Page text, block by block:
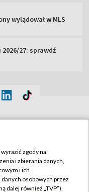
wylądował w MLS
27: sprawdź
zgody na
i zbierania danych,
i ich
osobowych przez
dalej również „TVP”),